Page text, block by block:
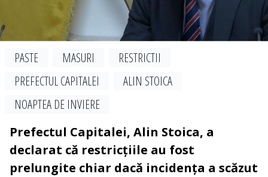
PASTE MASURI
RESTRICTII
PREFECTUL CAPITALEI
ALIN STOICA
NOAPTEA DE INVIERE
Prefectul Capitalei, Alin Stoica, a
declarat că restricțiile au fost
prelungite chiar dacă incidența a scăzut